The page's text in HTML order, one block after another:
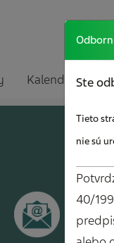
Kalendár akcií
Ste
Tieto
nie sú
40/